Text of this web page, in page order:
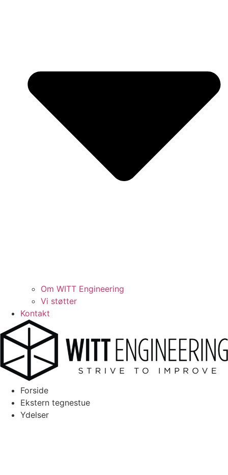
Om WITT Engineering
Vi støtter
Kontakt
Forside
Ekstern tegnestue
Ydelser